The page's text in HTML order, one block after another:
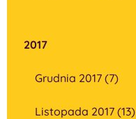
2017
Grudnia 2017 (7)
Listopada 2017 (13)